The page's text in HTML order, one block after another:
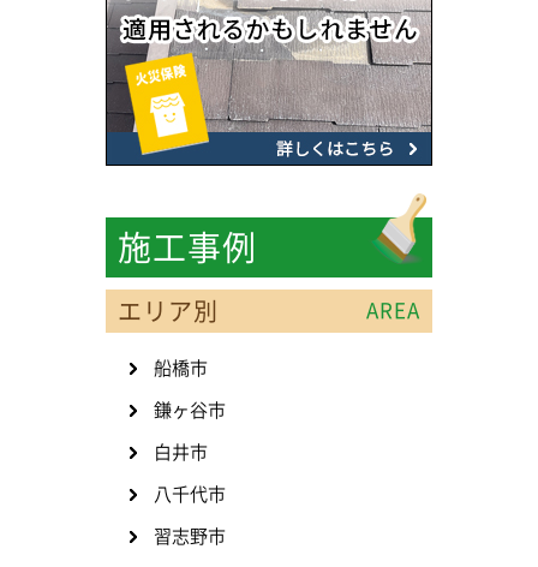
施工事例
エリア別 AREA
船橋市
鎌ヶ谷市
白井市
八千代市
習志野市